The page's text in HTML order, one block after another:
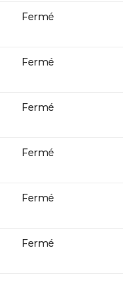
Fermé
Fermé
Fermé
Fermé
Fermé
Fermé